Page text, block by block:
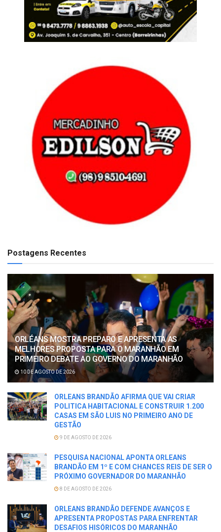
Postagens Recentes
ORLÉANS MOSTRA PREPARO E APRESENTA AS
MELHORES PROPOSTA PARA O MARANHÃO EM
PRIMEIRO DEBATE AO GOVERNO DO MARANHÃO
10 DE AGOSTO DE 2026
ORLEANS BRANDÃO AFIRMA QUE VAI CRIAR
POLITICA HABITACIONAL E CONSTRUIR 1.200
CASAS EM SÃO LUIS NO PRIMEIRO ANO DE
GESTÃO
9 DE AGOSTO DE 2026
PESQUISA NACIONAL APONTA ORLEANS
BRANDÃO EM 1º E COM CHANCES REIS DE SER O
PRÓXIMO GOVERNADOR DO MARANHÃO
8 DE AGOSTO DE 2026
ORLEANS BRANDÃO DEFENDE AVANÇOS E
APRESENTA PROPOSTAS PARA ENFRENTAR
DESAFIOS HISÓRICOS DO MARANHÃO